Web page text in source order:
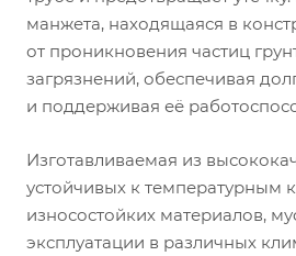
манжета, находящаяся в
от проникновения частиц
загрязнений, обеспечивая
и поддерживая её
Изготавливаемая из
устойчивых к температурным
износостойких материалов,
эксплуатации в различных